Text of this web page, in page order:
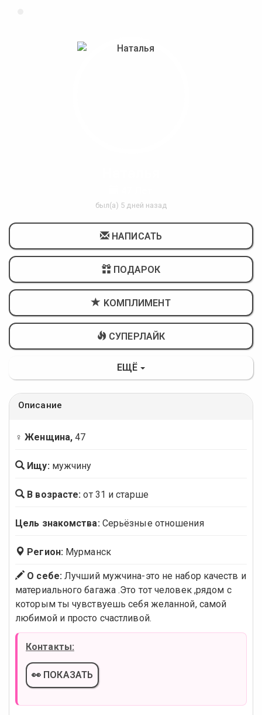
был(а) 5 дней назад
НАПИСАТЬ
ПОДАРОК
KОМПЛИМЕНТ
СУПЕРЛАЙК
ЕЩЁ
Описание
♀ Женщина, 47
Ищу: мужчину
В возрасте: от 31 и старше
Цель знакомства: Серьёзные отношения
Регион: Мурманск
О себе:Лучший мужчина-это не набор качеств и
материального багажа .Это тот человек ,рядом с
которым ты чувствуешь себя желанной, самой
любимой и просто счастливой.
Контакты:
👀 ПОКАЗАТЬ